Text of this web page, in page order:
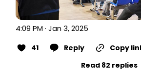
4:09 PM · Jan 3, 2025
41 Reply
Copy
Read 82 replies